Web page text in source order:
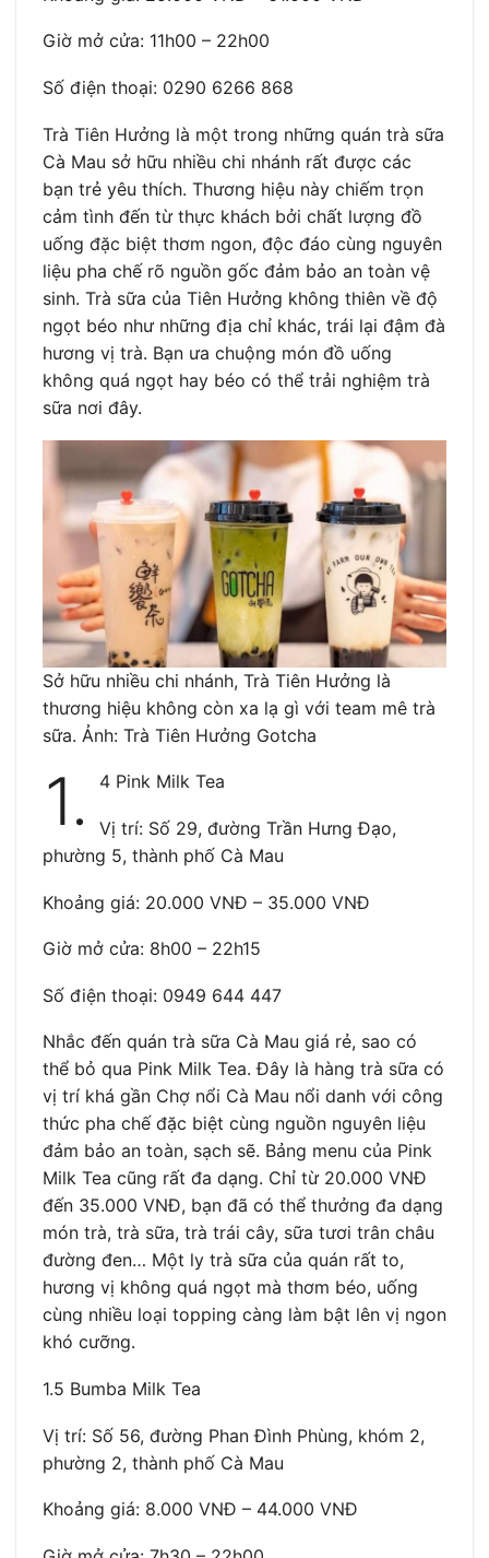
Giờ mở cửa: 11h00 – 22h00
Số điện thoại: 0290 6266 868
Trà Tiên Hưởng là một trong những quán trà sữa
Cà Mau sở hữu nhiều chi nhánh rất được các
bạn trẻ yêu thích. Thương hiệu này chiếm trọn
cảm tình đến từ thực khách bởi chất lượng đồ
uống đặc biệt thơm ngon, độc đáo cùng nguyên
liệu pha chế rõ nguồn gốc đảm bảo an toàn vệ
sinh. Trà sữa của Tiên Hưởng không thiên về độ
ngọt béo như những địa chỉ khác, trái lại đậm đà
hương vị trà. Bạn ưa chuộng món đồ uống
không quá ngọt hay béo có thể trải nghiệm trà
sữa nơi đây.
Sở hữu nhiều chi nhánh, Trà Tiên Hưởng là
thương hiệu không còn xa lạ gì với team mê trà
sữa. Ảnh: Trà Tiên Hưởng Gotcha
1. 4 Pink Milk Tea
Vị trí: Số 29, đường Trần Hưng Đạo,
phường 5, thành phố Cà Mau
Khoảng giá: 20.000 VNĐ – 35.000 VNĐ
Giờ mở cửa: 8h00 – 22h15
Số điện thoại: 0949 644 447
Nhắc đến quán trà sữa Cà Mau giá rẻ, sao có
thể bỏ qua Pink Milk Tea. Đây là hàng trà sữa có
vị trí khá gần Chợ nổi Cà Mau nổi danh với công
thức pha chế đặc biệt cùng nguồn nguyên liệu
đảm bảo an toàn, sạch sẽ. Bảng menu của Pink
Milk Tea cũng rất đa dạng. Chỉ từ 20.000 VNĐ
đến 35.000 VNĐ, bạn đã có thể thưởng đa dạng
món trà, trà sữa, trà trái cây, sữa tươi trân châu
đường đen… Một ly trà sữa của quán rất to,
hương vị không quá ngọt mà thơm béo, uống
cùng nhiều loại topping càng làm bật lên vị ngon
khó cưỡng.
1.5 Bumba Milk Tea
Vị trí: Số 56, đường Phan Đình Phùng, khóm 2,
phường 2, thành phố Cà Mau
Khoảng giá: 8.000 VNĐ – 44.000 VNĐ